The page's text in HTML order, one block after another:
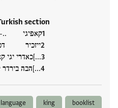
section
קאפיגי
ייזכיר
...]כאדרי יגי
...]הבה בירדר
booklist
king